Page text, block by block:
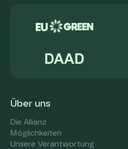
Über uns
Die Allianz
Möglichkeiten
Unsere Verantwortung